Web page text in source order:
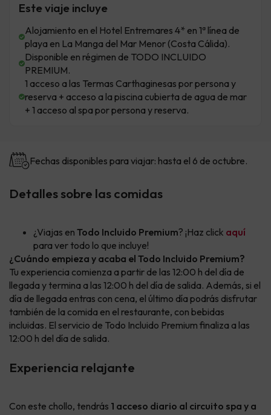
Este viaje incluye
Alojamiento en el Hotel Entremares 4* en 1ª línea de
playa en La Manga del Mar Menor (Costa Cálida).
Disponible en régimen de TODO INCLUIDO
PREMIUM.
1 acceso a las Termas Carthaginesas por persona y
reserva + acceso a la piscina cubierta de agua de mar
+ 1 acceso al spa por persona y reserva.
Fechas disponibles para viajar: hasta el 6 de octubre.
Detalles sobre las comidas
¿Viajas en Todo Incluido Premium? ¡Haz click aquí
para ver todo lo que incluye!
¿Cuándo empieza y acaba el Todo Incluido Premium?
Tu experiencia comienza a partir de las 12:00 h del día de
llegada y termina a las 12:00 h del día de salida. Además, si el
día de llegada entras con cena, el último día podrás disfrutar
también de la comida en el restaurante, con bebidas
incluidas. El servicio de Todo Incluido Premium finaliza a las
12:00 h del día de salida.
Experiencia relajante
Con este chollo, tendrás 1 acceso diario al circuito spa y a